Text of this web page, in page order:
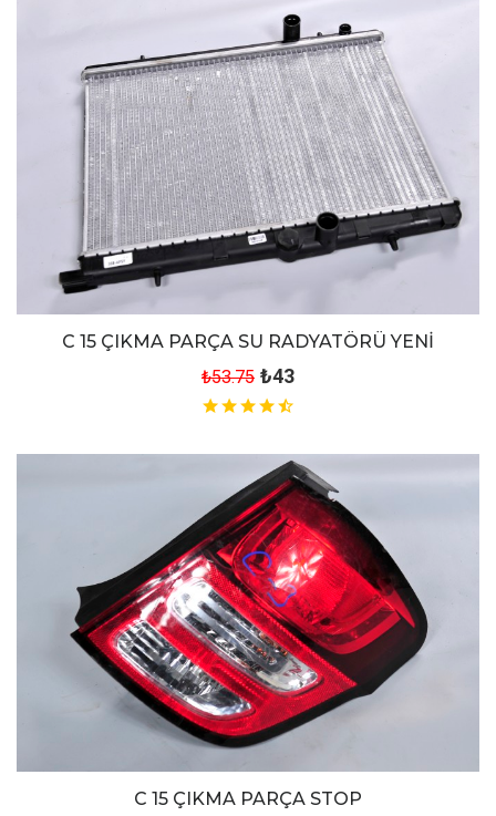
C 15 ÇIKMA PARÇA SU RADYATÖRÜ YENİ
₺53.75 ₺43
C 15 ÇIKMA PARÇA STOP